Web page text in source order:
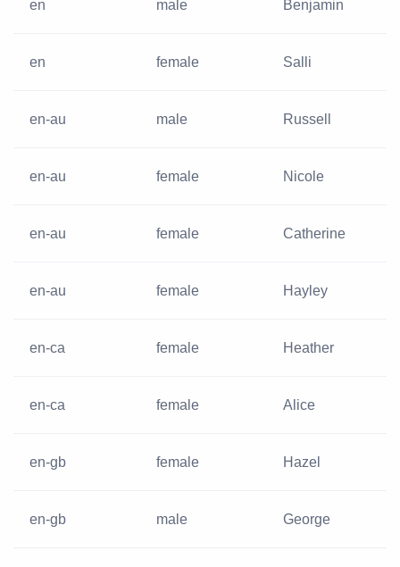
en male Benjamin
en female Salli
en-au male Russell
en-au female Nicole
en-au female Catherine
en-au female Hayley
en-ca female Heather
en-ca female Alice
en-gb female Hazel
en-gb male George